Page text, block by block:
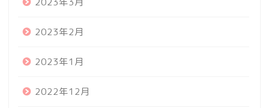
2023年2月
2023年1月
2022年12月